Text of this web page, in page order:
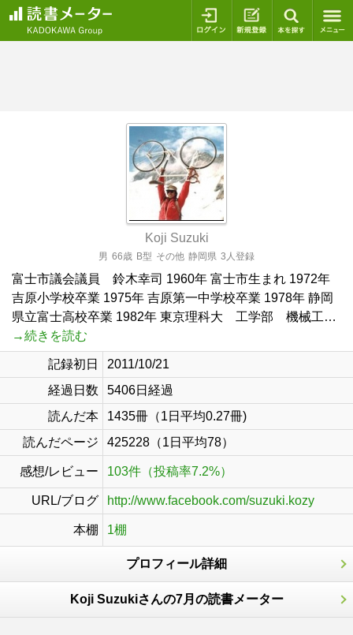
ログイン 新規登録
Koji Suzuki
男 66歳 B型 その他 静岡県 3人登録
富士市議会議員 鈴木幸司 1960年 富士市生まれ 1972年
吉原小学校卒業 1975年 吉原第一中学校卒業 1978年 静岡
県立富士高校卒業 1982年 東京理科大 工学部 機械工…
→続きを読む
記録初日
2011/10/21
経過日数
5406日経過
読んだ本
1435冊（1日平均0.27冊)
読んだページ
425228（1日平均78）
感想/レビュー 103件（投稿率7.2%）
URL/ブログ http://www.facebook.com/suzuki.kozy
本棚 1棚
プロフィール詳細
Koji Suzukiさんの7月の読書メーター